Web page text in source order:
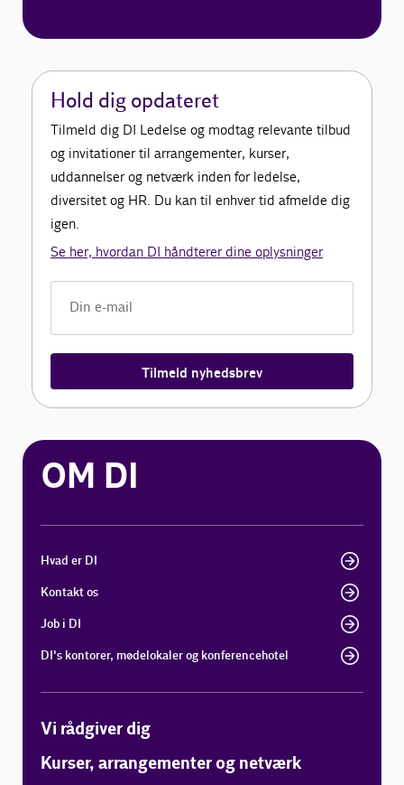
Hold dig opdateret
Tilmeld dig DI Ledelse og modtag relevante tilbud
og invitationer til arrangementer, kurser,
uddannelser og netværk inden for ledelse,
diversitet og HR. Du kan til enhver tid afmelde dig
igen.
Se her, hvordan DI håndterer dine oplysninger
Tilmeld nyhedsbrev
OM DI
Hvad er DI
Kontakt os
Job i DI
DI's kontorer, mødelokaler og konferencehotel
Vi rådgiver dig
Kurser, arrangementer og netværk